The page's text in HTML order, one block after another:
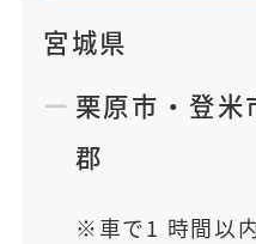
宮城県
栗原市 ・ 登米
郡
車で1 時間以